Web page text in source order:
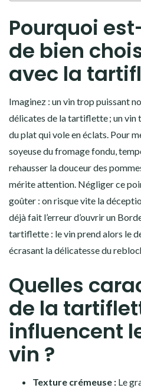
Pourquoi
de bien
avec la
Imaginez : un vin trop puissant
délicates de la tartiflette ; un vin
du plat qui vole en éclats. Pour
soyeuse du fromage fondu,
rehausser la douceur des
mérite attention. Négliger ce
goûter : on risque vite la
déjà fait l’erreur d’ouvrir un
tartiflette : le vin prend alors le
écrasant la délicatesse du
Quelles
de la
influencent
vin ?
Texture crémeuse : Le